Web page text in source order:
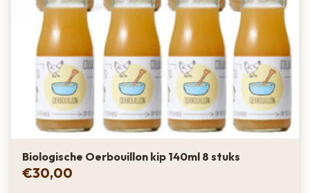
Biologische Oerbouillon kip 140ml 8 stuks
€30,00